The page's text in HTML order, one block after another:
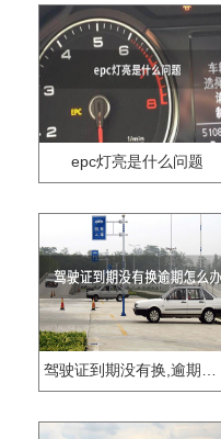
epc灯亮是什么问题
驾驶证到期没有换,逾期怎么办??